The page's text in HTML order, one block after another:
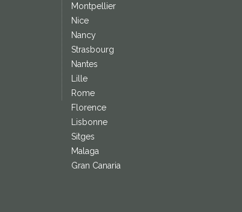
Montpellier
Nice
Nancy
Strasbourg
Nantes
Lille
Rome
Florence
Lisbonne
Sitges
Malaga
Gran Canaria